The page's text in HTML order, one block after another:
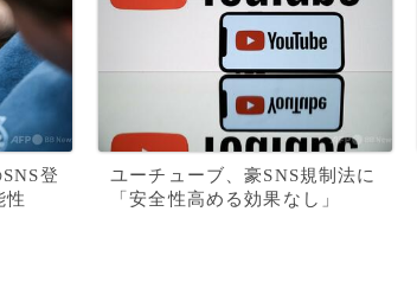
登
性
ユーチューブ、豪SNS規制法に
「安全性高める効果なし」